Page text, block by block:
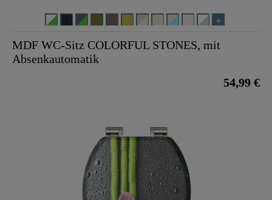
MDF WC-Sitz COLORFUL STONES, mit
Absenkautomatik
54,99 €